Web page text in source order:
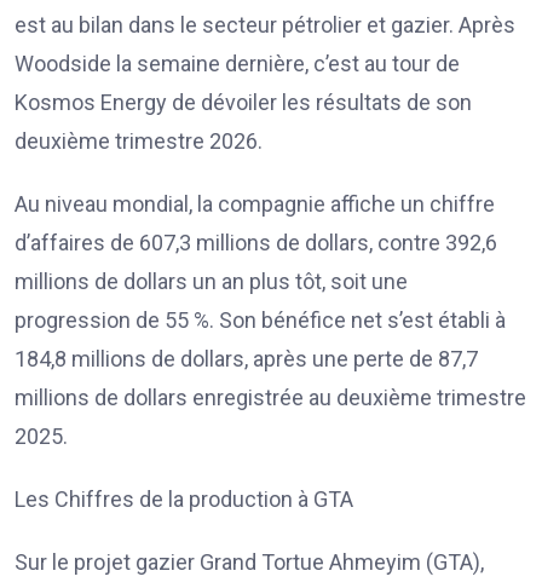
est au bilan dans le secteur pétrolier et gazier. Après
Woodside la semaine dernière, c’est au tour de
Kosmos Energy de dévoiler les résultats de son
deuxième trimestre 2026.
Au niveau mondial, la compagnie affiche un chiffre
d’affaires de 607,3 millions de dollars, contre 392,6
millions de dollars un an plus tôt, soit une
progression de 55 %. Son bénéfice net s’est établi à
184,8 millions de dollars, après une perte de 87,7
millions de dollars enregistrée au deuxième trimestre
2025.
Les Chiffres de la production à GTA
Sur le projet gazier Grand Tortue Ahmeyim (GTA),